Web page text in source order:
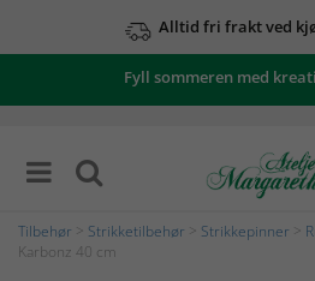
Alltid fri frakt ved
Fyll sommeren med
Tilbehør Strikketilbehør Strikkepinner
Karbonz 40 cm